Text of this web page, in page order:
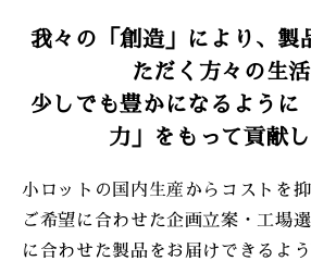
我々の「創造」により、製
ただく方々の生活
少しでも豊かになるように
力」をもって貢献し
小ロットの国内生産からコストを
ご希望に合わせた企画立案・工場
に合わせた製品をお届けできるよ